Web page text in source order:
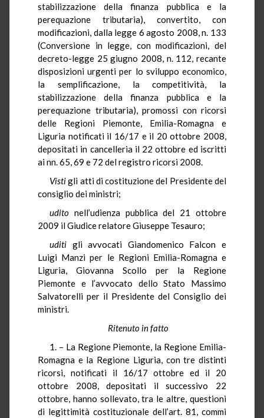
stabilizzazione della finanza pubblica e la
perequazione tributaria), convertito, con
modificazioni, dalla legge 6 agosto 2008, n. 133
(Conversione in legge, con modificazioni, del
decreto-legge 25 giugno 2008, n. 112, recante
disposizioni urgenti per lo sviluppo economico,
la semplificazione, la competitività, la
stabilizzazione della finanza pubblica e la
perequazione tributaria), promossi con ricorsi
delle Regioni Piemonte, Emilia-Romagna e
Liguria notificati il 16/17 e il 20 ottobre 2008,
depositati in cancelleria il 22 ottobre ed iscritti
ai nn. 65, 69 e 72 del registro ricorsi 2008.
Vistigli atti di costituzione del Presidente del
consiglio dei ministri;
udito nell’udienza pubblica del 21 ottobre
2009 il Giudice relatore Giuseppe Tesauro;
uditi gli avvocati Giandomenico Falcon e
Luigi Manzi per le Regioni Emilia-Romagna e
Liguria, Giovanna Scollo per la Regione
Piemonte e l’avvocato dello Stato Massimo
Salvatorelli per il Presidente del Consiglio dei
ministri.
Ritenuto in fatto
1. – La Regione Piemonte, la Regione Emilia-
Romagna e la Regione Liguria, con tre distinti
ricorsi, notificati il 16/17 ottobre ed il 20
ottobre 2008, depositati il successivo 22
ottobre, hanno sollevato, tra le altre, questioni
di legittimità costituzionale dell’art. 81, commi